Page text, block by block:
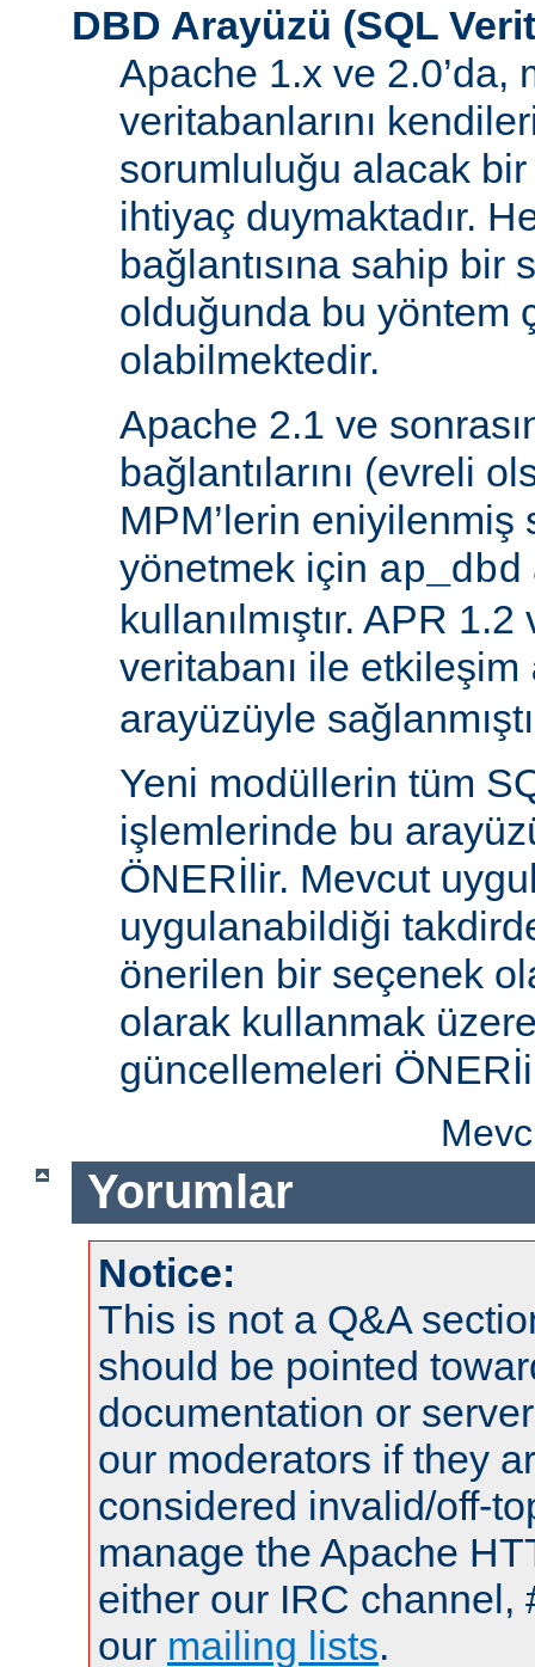
DBD Arayüzü (SQL
Apache 1.x ve 2.0’da,
veritabanlarını
sorumluluğu alacak bir
ihtiyaç duymaktadır.
bağlantısına sahip bir
olduğunda bu yöntem
olabilmektedir.
Apache 2.1 ve
bağlantılarını (evreli
MPM’lerin
yönetmek için ap_dbd
kullanılmıştır. APR
veritabanı ile etkileşim
arayüzüyle
Yeni modüllerin tüm
işlemlerinde bu
ÖNERİlir. Mevcut
uygulanabildiği
önerilen bir seçenek
olarak kullanmak
güncellemeleri
Yorumlar
Notice:
This is not a Q&A
should be pointed
documentation or
our moderators if they
considered invalid/off-
manage the Apache
either our IRC channel,
our mailing lists.